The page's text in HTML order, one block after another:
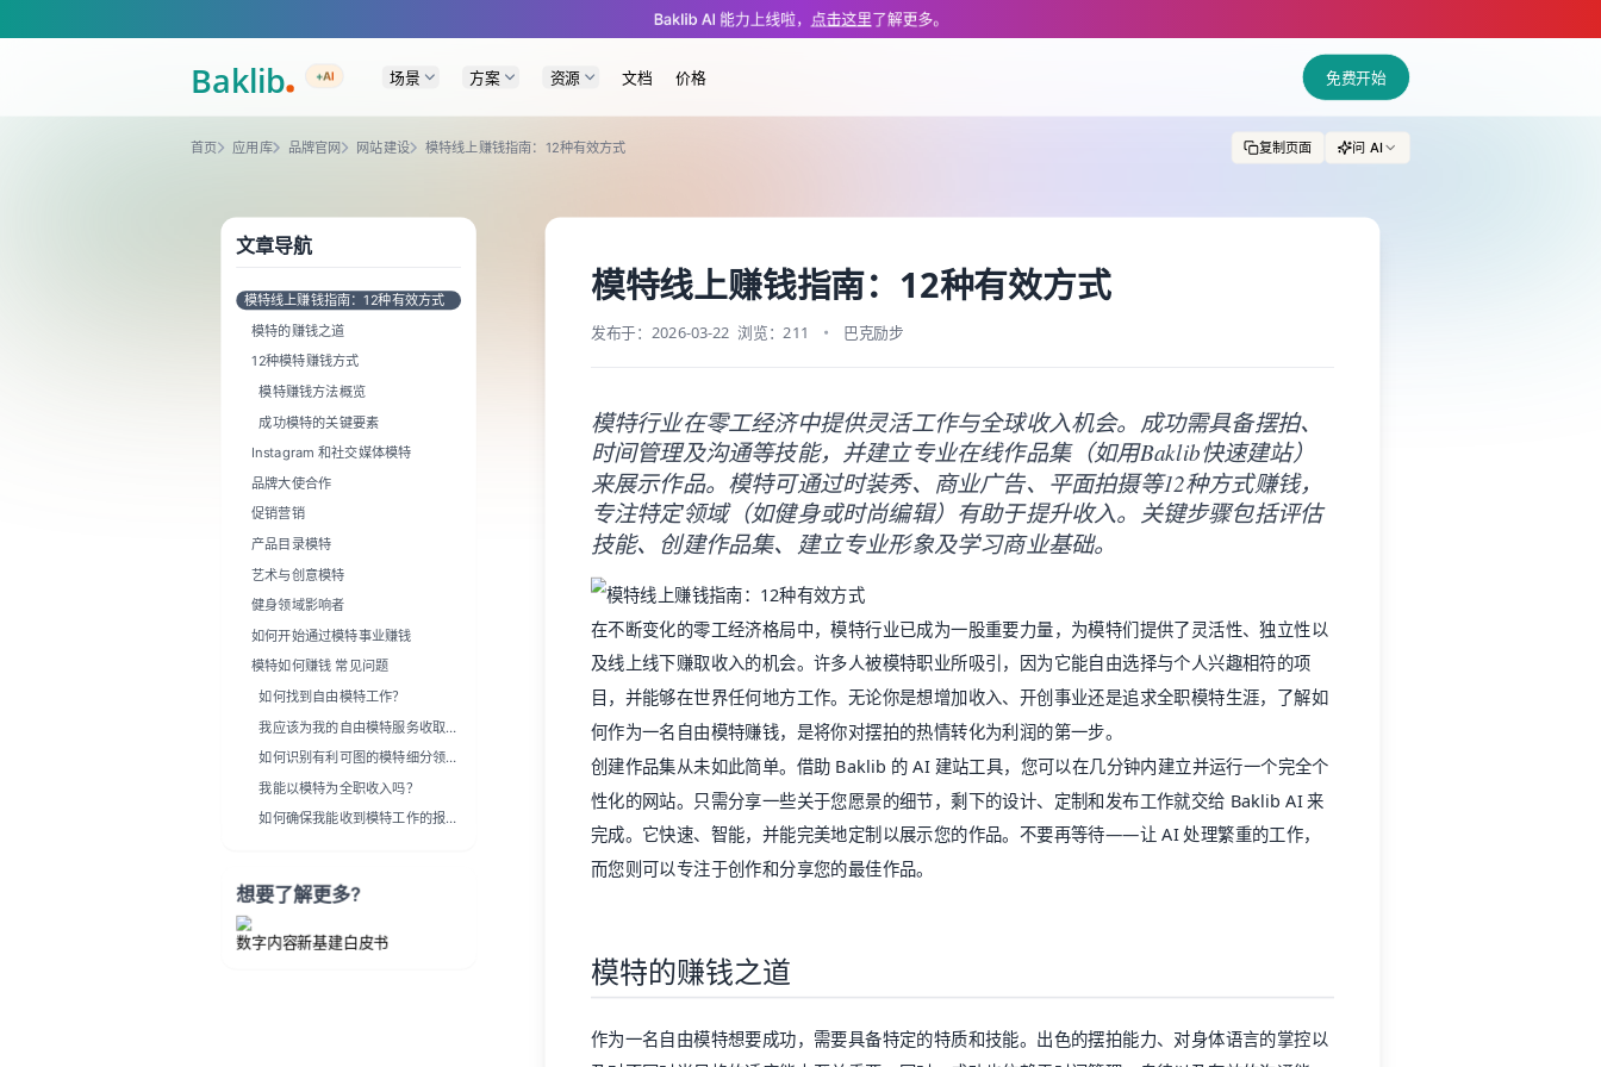
A Markdown version of this page is available at https://www.baklib.com/app/cms/blog/how-to-make-money-as-a-model.md — optimized for AI and LLM tools.
Baklib AI 能力上线啦， 点击这里了解更多。
+AI 场景 方案 资源 文档 价格 免费开始
首页 应用库 品牌官网 网站建设 模特线上赚钱指南：12种有效方式 复制页面 问 AI
文章导航
模特线上赚钱指南：12种有效方式
模特的赚钱之道
12种模特赚钱方式
模特赚钱方法概览
成功模特的关键要素
Instagram 和社交媒体模特
品牌大使合作
促销营销
产品目录模特
艺术与创意模特
健身领域影响者
如何开始通过模特事业赚钱
模特如何赚钱 常见问题
如何找到自由模特工作？
我应该为我的自由模特服务收取多
如何识别有利可图的模特细分领
我能以模特为全职收入吗？
如何确保我能收到模特工作的报
想要了解更多?
数字内容新基建白皮书
模特线上赚钱指南：12种有效方式
发布于：2026-03-22 浏览：211 巴克励步
模特行业在零工经济中提供灵活工作与全球收入机会。成功需具备摆拍、
时间管理及沟通等技能，并建立专业在线作品集（如用Baklib快速建站）
来展示作品。模特可通过时装秀、商业广告、平面拍摄等12种方式赚钱，
专注特定领域（如健身或时尚编辑）有助于提升收入。关键步骤包括评估
技能、创建作品集、建立专业形象及学习商业基础。
在不断变化的零工经济格局中，模特行业已成为一股重要力量，为模特们提供了灵活性、独立性以
及线上线下赚取收入的机会。许多人被模特职业所吸引，因为它能自由选择与个人兴趣相符的项
目，并能够在世界任何地方工作。无论你是想增加收入、开创事业还是追求全职模特生涯，了解如
何作为一名自由模特赚钱，是将你对摆拍的热情转化为利润的第一步。
创建作品集从未如此简单。借助 Baklib 的 AI 建站工具，您可以在几分钟内建立并运行一个完全个
性化的网站。只需分享一些关于您愿景的细节，剩下的设计、定制和发布工作就交给 Baklib AI 来
完成。它快速、智能，并能完美地定制以展示您的作品。不要再等待——让 AI 处理繁重的工作，
而您则可以专注于创作和分享您的最佳作品。
模特的赚钱之道
作为一名自由模特想要成功，需要具备特定的特质和技能。出色的摆拍能力、对身体语言的掌控以